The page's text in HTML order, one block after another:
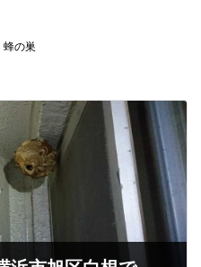
蜂の巣